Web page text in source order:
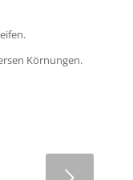
Körnungen.